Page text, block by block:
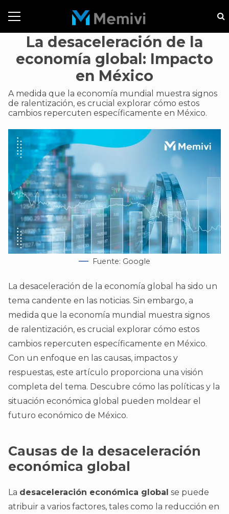
La desaceleración de la
economía global: Impacto
en México
A medida que la economía mundial muestra signos
de ralentización, es crucial explorar cómo estos
cambios repercuten específicamente en México.
Fuente: Google
La desaceleración de la economía global ha sido un
tema candente en las noticias. Sin embargo, a
medida que la economía mundial muestra signos
de ralentización, es crucial explorar cómo estos
cambios repercuten específicamente en México.
Con un enfoque en las causas, impactos y
respuestas, este artículo proporciona una visión
completa del tema. Descubre cómo las políticas y la
situación económica global pueden moldear el
futuro económico de México.
Causas de la desaceleración
económica global
La desaceleración económica global se puede
atribuir a varios factores, tales como la reducción en